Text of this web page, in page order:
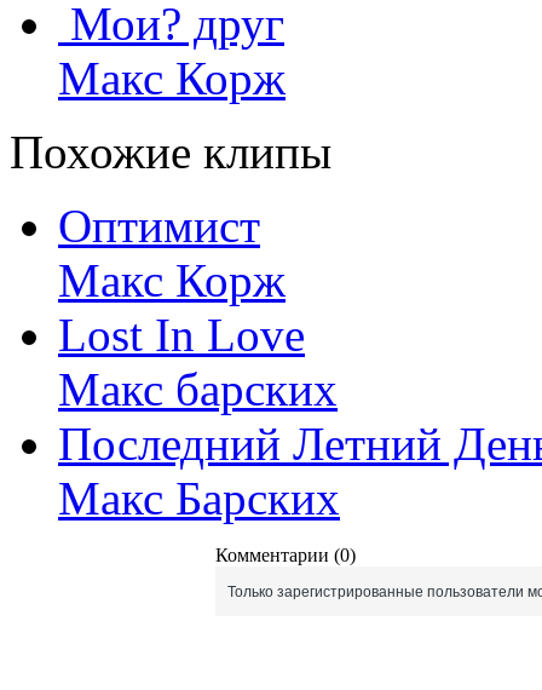
Мои? друг
Макс Корж
Похожие клипы
Оптимист
Макс Корж
Lost In Love
Макс барских
Последний Летний
Макс Барских
Комментарии (0)
Только зарегистрированные пользователи